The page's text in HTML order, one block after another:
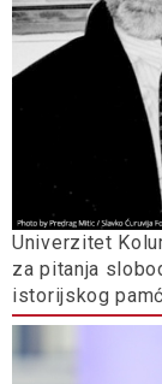
Univerzitet
za pitanja
istorijskog